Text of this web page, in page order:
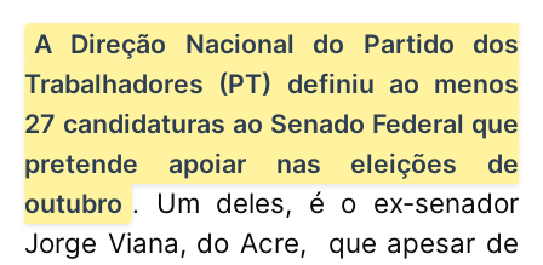
A Direção Nacional do Partido dos
Trabalhadores (PT) definiu ao menos
27 candidaturas ao Senado Federal que
pretende apoiar nas eleições de
outubro . Um deles, é o ex-senador
Jorge Viana, do Acre,
que apesar de